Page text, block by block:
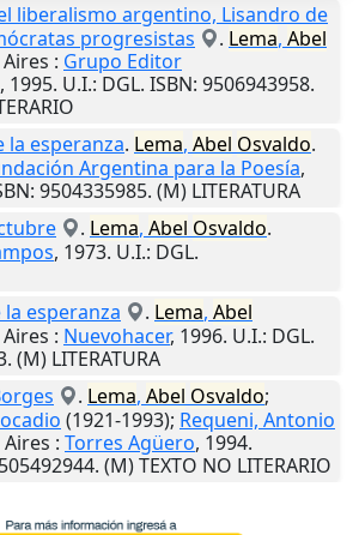
liberalismo argentino, Lisandro de
progresistas
. Lema, Abel
: Grupo Editor
, 1995. U.I.: DGL. ISBN: 9506943958.
la esperanza. Lema, Abel Osvaldo.
Argentina para la Poesía,
9504335985. (M) LITERATURA
. Lema, Abel Osvaldo.
, 1973. U.I.: DGL.
esperanza
. Lema, Abel
: Nuevohacer, 1996. U.I.: DGL.
(M) LITERATURA
. Lema, Abel Osvaldo;
(1921-1993); Requeni, Antonio
: Torres Agüero, 1994.
(M) TEXTO NO LITERARIO